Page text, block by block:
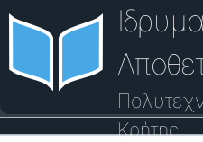
Κρήτης